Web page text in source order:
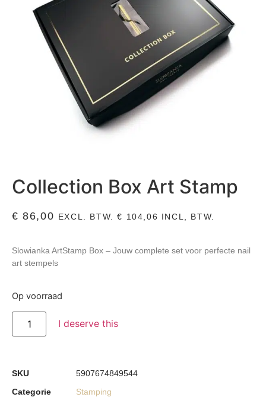
Collection Box Art Stamp
€ 86,00 EXCL. BTW.€ 104,06 INCL, BTW.
Slowianka ArtStamp Box – Jouw complete set voor perfecte nail
art stempels
Op voorraad
I deserve this
SKU
5907674849544
Categorie
Stamping